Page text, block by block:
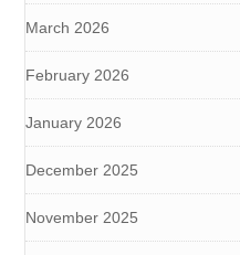
March 2026
February 2026
January 2026
December 2025
November 2025